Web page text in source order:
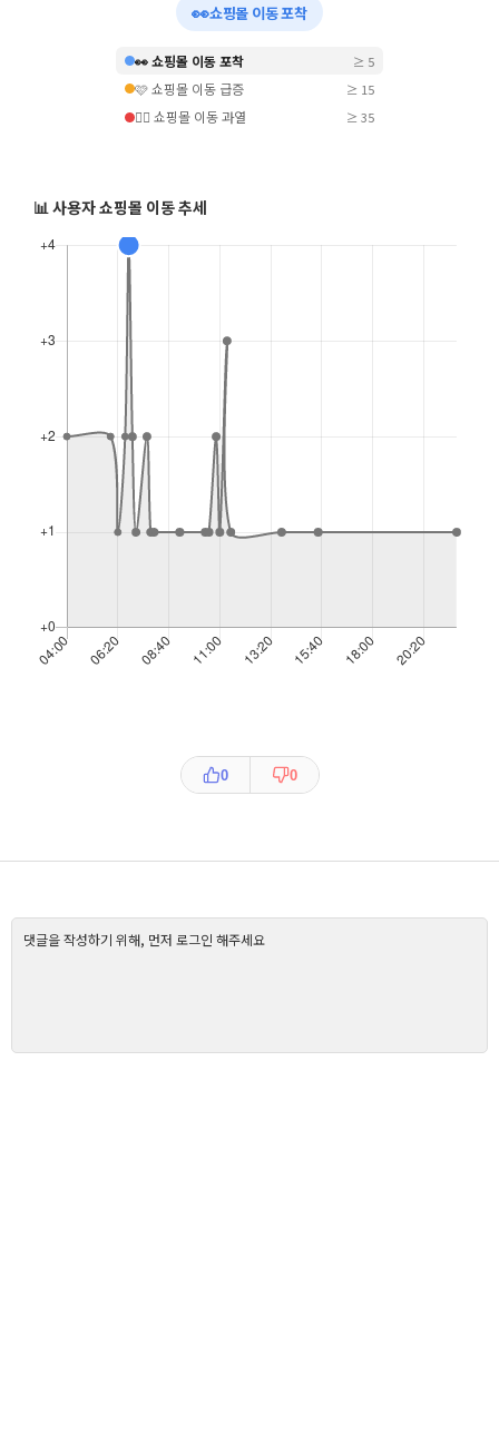
👀쇼핑몰 이동 포착
👀 쇼핑몰 이동 포착 ≥ 5
🩷 쇼핑몰 이동 급증 ≥ 15
❤️‍🔥 쇼핑몰 이동 과열 ≥ 35
📊 사용자 쇼핑몰 이동 추세
0 0
댓글을 작성하기 위해, 먼저 로그인 해주세요